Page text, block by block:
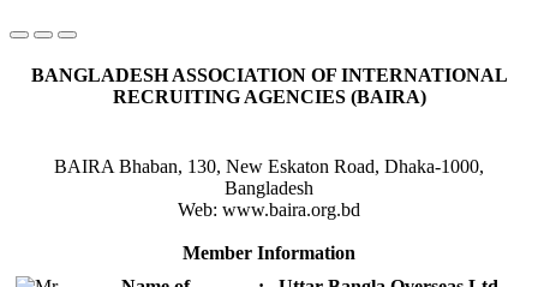
BANGLADESH ASSOCIATION OF INTERNATIONAL
RECRUITING AGENCIES (BAIRA)
BAIRA Bhaban, 130, New Eskaton Road, Dhaka-1000,
Bangladesh
Web: www.baira.org.bd
Member Information